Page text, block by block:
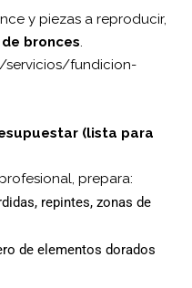
y piezas a reproducir,
bronces.
servicios/fundicion-
(lista para
prepara:
repintes, zonas de
de elementos dorados